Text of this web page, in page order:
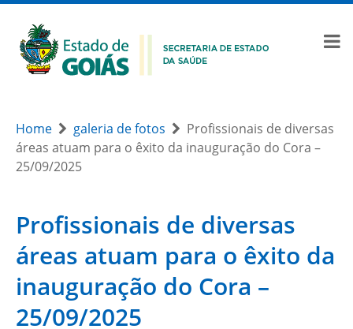
Home galeria de fotos
Profissionais de diversas
áreas atuam para o êxito da inauguração do Cora –
25/09/2025
Profissionais de diversas
áreas atuam para o êxito da
inauguração do Cora –
25/09/2025